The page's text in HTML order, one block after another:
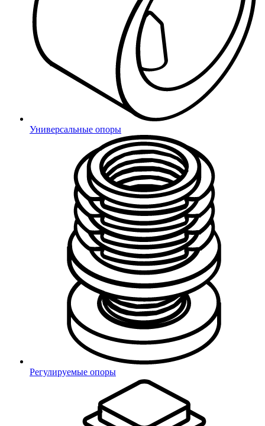
Универсальные опоры
Регулируемые опоры
- поля обязательные для заполнения
соглашаюсь с
Политикой
конфиденциальности
Отправить
Ваш заказ принят!
Наш менеджер свяжется с Вами в ближайшее
Никому не сообщайте данные от личного кабинета!